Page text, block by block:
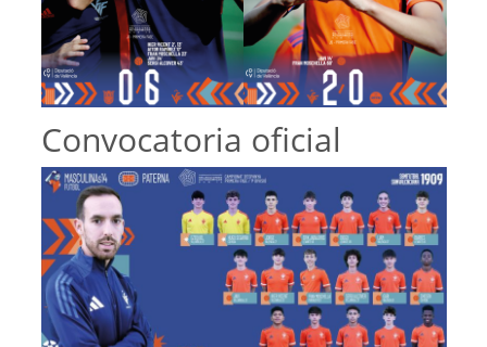
Convocatoria oficial